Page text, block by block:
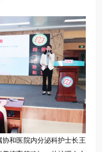
和医院内分泌科护士长王